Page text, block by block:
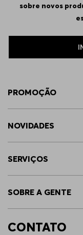
sobre novos
PROMOÇÃO
NOVIDADES
SERVIÇOS
SOBRE A GENTE
CONTATO